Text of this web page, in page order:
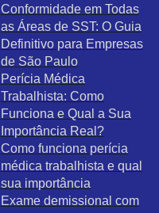
Conformidade em Todas
as Áreas de SST: O Guia
Definitivo para Empresas
de São Paulo
Perícia Médica
Trabalhista: Como
Funciona e Qual a Sua
Importância Real?
Como funciona perícia
médica trabalhista e qual
sua importância
Exame demissional com